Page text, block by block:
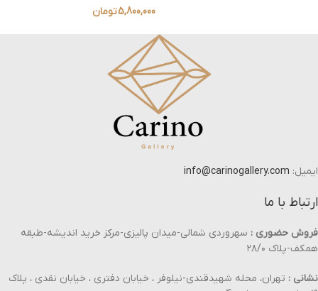
5,800,000تومان
ایمیل: info@carinogallery.com
ارتباط با ما
فروش حضوری : سهروردی شمالی-میدان پالیزی-مرکز خرید اندیشه-طبقه
همکف-پلاک ۲۸/۰
نشانی : تهران، محله شهیدقندی-نیلوفر ، خیابان دفتری ، خیابان نقدی ، پلاک